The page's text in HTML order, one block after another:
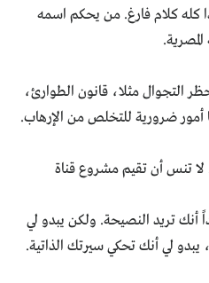
كله كلام فارغ. من يحكم اسمه
التجوال مثلا، قانون الطوارئ،
تنس أن تقيم مشروع قناة
تريد النصيحة. ولكن يبدو لي
لي أنك تحكي سيرتك الذاتية.